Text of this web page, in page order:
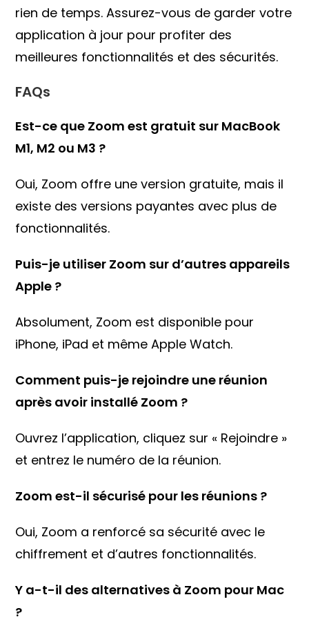
rien de temps. Assurez-vous de garder votre
application à jour pour profiter des
meilleures fonctionnalités et des sécurités.
FAQs
Est-ce que Zoom est gratuit sur MacBook
M1, M2 ou M3 ?
Oui, Zoom offre une version gratuite, mais il
existe des versions payantes avec plus de
fonctionnalités.
Puis-je utiliser Zoom sur d’autres appareils
Apple ?
Absolument, Zoom est disponible pour
iPhone, iPad et même Apple Watch.
Comment puis-je rejoindre une réunion
après avoir installé Zoom ?
Ouvrez l’application, cliquez sur « Rejoindre »
et entrez le numéro de la réunion.
Zoom est-il sécurisé pour les réunions ?
Oui, Zoom a renforcé sa sécurité avec le
chiffrement et d’autres fonctionnalités.
Y a-t-il des alternatives à Zoom pour Mac
?